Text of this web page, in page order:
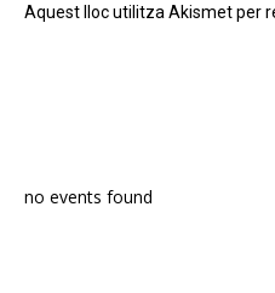
Aquest lloc utilitza Akismet per
no events found